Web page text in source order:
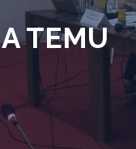
TEMU